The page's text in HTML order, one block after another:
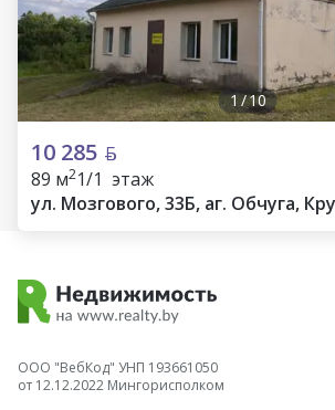
1/10
10 285
89 м21/1 этаж
ул. Мозгового, 33Б, аг. Обчуга,
ООО "ВебКод" УНП 193661050
от 12.12.2022 Мингорисполком